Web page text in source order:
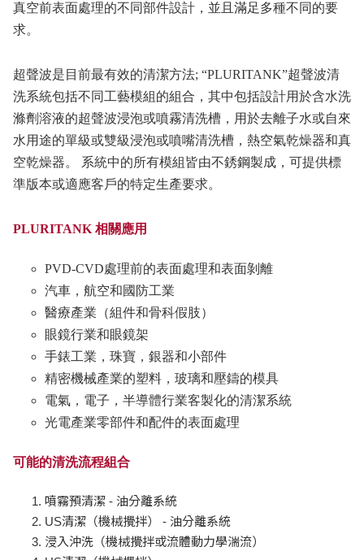
真空前表面處理的不同部件設計，並且滿足多種不同的要
求。
超聲波是目前最有效的清潔方法; “PLURITANK”超聲波清
洗系統包括不同工藝模組的組合，其中包括設計用於含水洗
滌劑溶液的超聲波浸泡或噴霧清洗槽，用於去離子水或自來
水用途的單級或雙級浸泡或噴嘴清洗槽，熱空氣乾燥器和真
空乾燥器。 系統中的所有模組皆由不銹鋼製成，可提供標
準版本或適應客戶的特定生產要求。
PLURITANK 相關應用
PVD-CVD處理前的表面處理和表面剝離
汽車，航空和國防工業
醫療產業（組件和骨科假肢）
眼鏡行業和眼鏡架
手錶工業，珠寶，銀器和小部件
精密機械產業的塑料，玻璃和壓鑄的模具
電氣，電子，半導體行業客製化的清潔系統
光電產業零部件和配件的表面處理
可能的清洗流程組合
噴霧預清潔 - 油分離系統
US清潔（機械攪拌） - 油分離系統
浸入沖洗（機械攪拌或流體動力學湍流）